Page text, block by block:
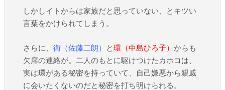
しかしイトからは家族だと思っていない、とキツい
言葉をかけられてしまう。
さらに、衛（佐藤二朗） と環（中島ひろ子） からも
欠席の連絡が。二人のもとに駆けつけたカホコは、
実は環がある秘密を持っていて、自己嫌悪から親戚
に会いたくないのだと秘密を打ち明けられる。